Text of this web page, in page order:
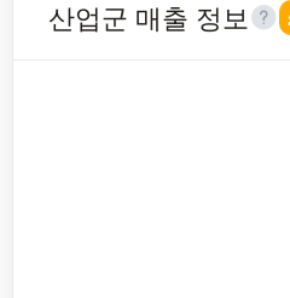
산업군 매출 정보